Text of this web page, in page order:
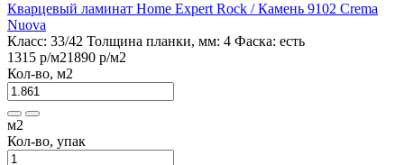
Кварцевый ламинат Home Expert Rock / Камень 9102 Crema
Nuova
Класс: 33/42 Толщина планки, мм: 4 Фаска: есть
1315 р/м21890 р/м2
Кол-во, м2
м2
Кол-во, упак